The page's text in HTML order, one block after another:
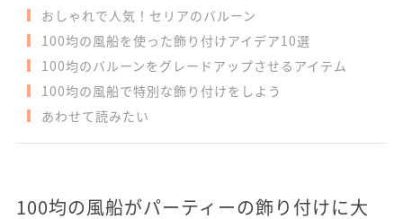
おしゃれで人気！セリアのバルーン
100均の風船を使った飾り付けアイデア10選
100均のバルーンをグレードアップさせるアイテム
100均の風船で特別な飾り付けをしよう
あわせて読みたい
100均の風船がパーティーの飾り付けに大